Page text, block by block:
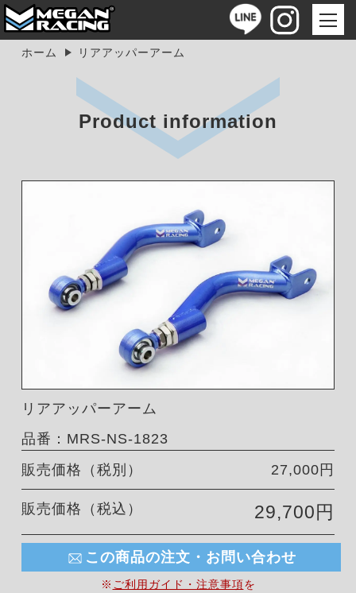
ホーム リアアッパーアーム
Product information
リアアッパーアーム
品番：MRS-NS-1823
販売価格（税別）
27,000円
販売価格（税込） 29,700円
この商品の注文・お問い合わせ
※ ご利用ガイド・注意事項を